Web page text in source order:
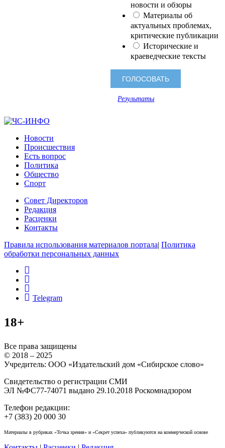
новости и обзоры
Материалы об
актуальных проблемах,
критические публикации
Исторические и
краеведческие тексты
Результаты
Новости
Происшествия
Есть вопрос
Политика
Общество
Спорт
Совет Директоров
Редакция
Расценки
Контакты
Правила использования материалов портала| Политика
обработки персональных данных
Telegram
18+
Все права защищены
© 2018 – 2025
Учредитель: ООО «Издательский дом «Сибирское слово»
Свидетельство о регистрации СМИ
ЭЛ №ФС77-74071 выдано 29.10.2018 Роскомнадзором
Телефон редакции:
+7 (383) 20 000 30
Материалы в рубриках «Точка зрения» и «Секрет успеха» публикуются на коммерческой основе